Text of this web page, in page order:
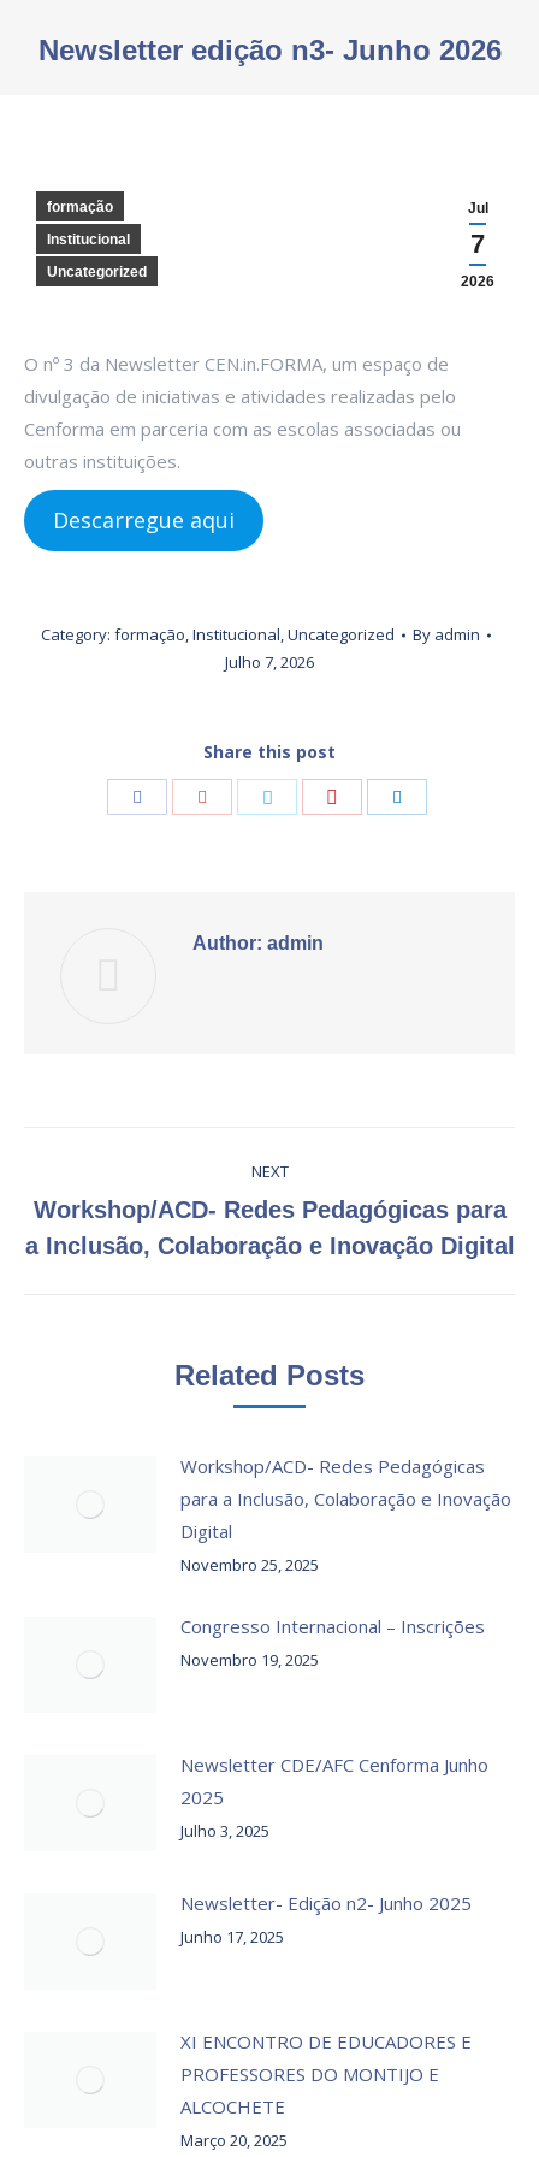
Newsletter edição n3- Junho 2026
Jul
7
2026
formação
Institucional
Uncategorized
O nº 3 da Newsletter CEN.in.FORMA, um espaço de
divulgação de iniciativas e atividades realizadas pelo
Cenforma em parceria com as escolas associadas ou
outras instituições.
Descarregue aqui
Category: formação,Institucional,Uncategorized By admin
Julho 7, 2026
Share this post
Author: admin
navigation
NEXT
Next
post:
Workshop/ACD- Redes Pedagógicas para
a Inclusão, Colaboração e Inovação Digital
Related Posts
Workshop/ACD- Redes Pedagógicas
para a Inclusão, Colaboração e Inovação
Digital
Novembro 25, 2025
Congresso Internacional – Inscrições
Novembro 19, 2025
Newsletter CDE/AFC Cenforma Junho
2025
Julho 3, 2025
Newsletter- Edição n2- Junho 2025
Junho 17, 2025
XI ENCONTRO DE EDUCADORES E
PROFESSORES DO MONTIJO E
ALCOCHETE
Março 20, 2025